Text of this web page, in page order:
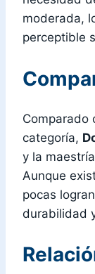
moderada,
perceptible
Comparado
categoría,
y la
Aunque
pocas
durabilidad